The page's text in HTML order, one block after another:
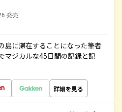
発売
島に滞在することになった筆者
マジカルな45日間の記録と記
詳細を見る